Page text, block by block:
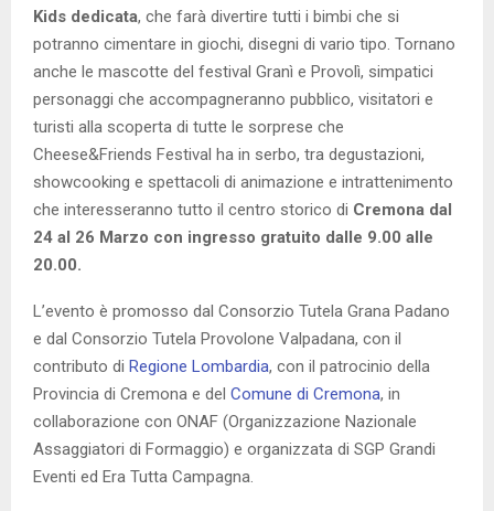
Kids dedicata, che farà divertire tutti i bimbi che si
potranno cimentare in giochi, disegni di vario tipo. Tornano
anche le mascotte del festival Granì e Provolì, simpatici
personaggi che accompagneranno pubblico, visitatori e
turisti alla scoperta di tutte le sorprese che
Cheese&Friends Festival ha in serbo, tra degustazioni,
showcooking e spettacoli di animazione e intrattenimento
che interesseranno tutto il centro storico di Cremona dal
24 al 26 Marzo con ingresso gratuito dalle 9.00 alle
20.00.
L’evento è promosso dal Consorzio Tutela Grana Padano
e dal Consorzio Tutela Provolone Valpadana, con il
contributo di Regione Lombardia, con il patrocinio della
Provincia di Cremona e del Comune di Cremona, in
collaborazione con ONAF (Organizzazione Nazionale
Assaggiatori di Formaggio) e organizzata di SGP Grandi
Eventi ed Era Tutta Campagna.